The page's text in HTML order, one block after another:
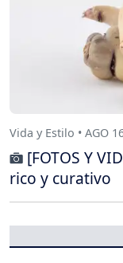
Vida y Estilo • AGO
[FOTOS Y
rico y curativo